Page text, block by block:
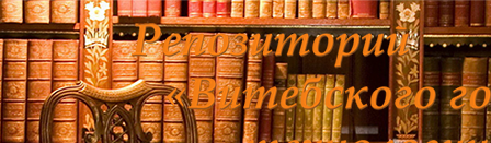
Фильтровать по: Автору